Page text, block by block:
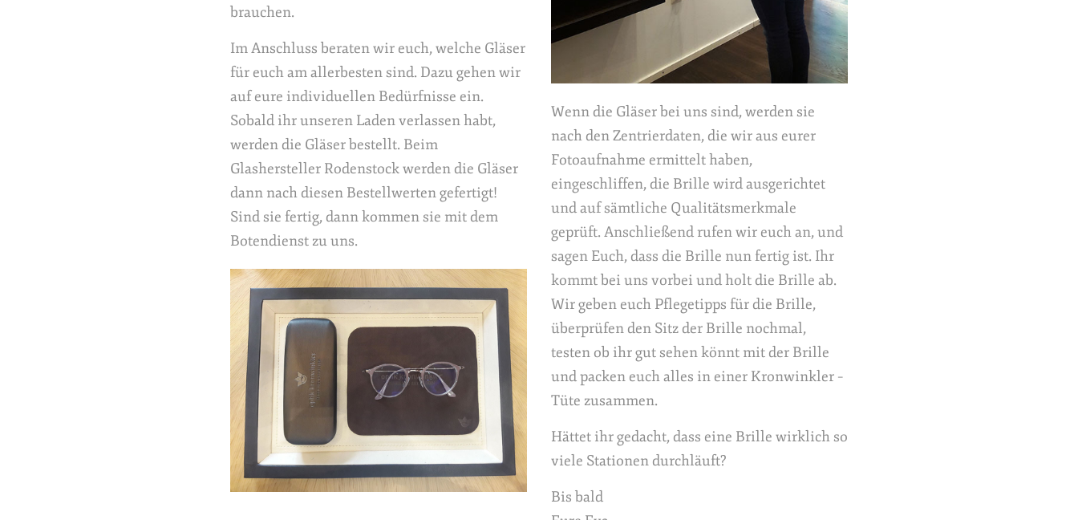
brauchen.
Im Anschluss beraten wir euch, welche Gläser
für euch am allerbesten sind. Dazu gehen wir
auf eure individuellen Bedürfnisse ein.
Sobald ihr unseren Laden verlassen habt,
werden die Gläser bestellt. Beim
Glashersteller Rodenstock werden die Gläser
dann nach diesen Bestellwerten gefertigt!
Sind sie fertig, dann kommen sie mit dem
Botendienst zu uns.
Wenn die Gläser bei uns sind, werden sie
nach den Zentrierdaten, die wir aus eurer
Fotoaufnahme ermittelt haben,
eingeschliffen, die Brille wird ausgerichtet
und auf sämtliche Qualitätsmerkmale
geprüft. Anschließend rufen wir euch an, und
sagen Euch, dass die Brille nun fertig ist. Ihr
kommt bei uns vorbei und holt die Brille ab.
Wir geben euch Pflegetipps für die Brille,
überprüfen den Sitz der Brille nochmal,
testen ob ihr gut sehen könnt mit der Brille
und packen euch alles in einer Kronwinkler –
Tüte zusammen.
Hättet ihr gedacht, dass eine Brille wirklich so
viele Stationen durchläuft?
Bis bald